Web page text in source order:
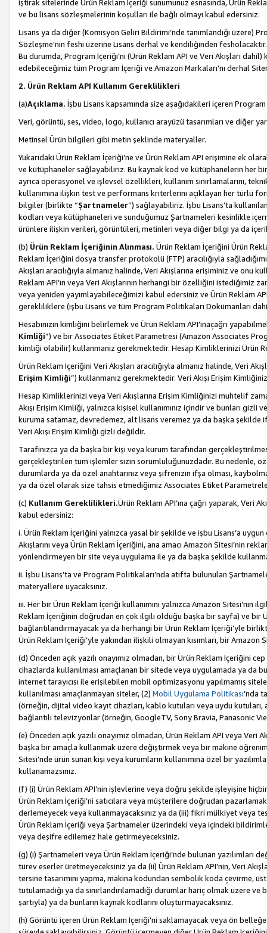
iştirak sitelerinde Ürün Reklam İçeriği sunumunuz esnasında, Ürün
ve bu lisans sözleşmelerinin koşulları ile bağlı olmayı kabul edersiniz.
Lisans ya da diğer (Komisyon Geliri Bildirimi’nde tanımlandığı üzere)
Sözleşme’nin feshi üzerine Lisans derhal ve kendiliğinden
Bu durumda, Program İçeriği’ni (Ürün Reklam API ve Veri Akışları
edebileceğimiz tüm Program İçeriği ve Amazon Markaları’nı derhal
2. Ürün Reklam API Kullanım Gereklilikleri
(a)Açıklama. İşbu Lisans kapsamında size aşağıdakileri içeren
Veri, görüntü, ses, video, logo, kullanıcı arayüzü tasarımları ve diğer
Metinsel Ürün bilgileri gibi metin şeklinde materyaller.
Yukarıdaki Ürün Reklam İçeriği’ne ve Ürün Reklam API erişimine ek
ve kütüphaneler sağlayabiliriz. Bu kaynak kod ve kütüphanelerin her
ayrıca operasyonel ve işlevsel özellikleri, kullanım sınırlamalarını,
kullanımına ilişkin test ve performans kriterlerini açıklayan her türlü
bilgiler (birlikte “Şartnameler”) sağlayabiliriz. İşbu Lisans’ta
kodları veya kütüphaneleri ve sunduğumuz Şartnameleri kesinlikle
ürünlere ilişkin verileri, görüntüleri, metinleri veya diğer bilgi ya da
(b) Ürün Reklam İçeriğinin Alınması. Ürün Reklam İçeriğini Ürün
Reklam İçeriğini dosya transfer protokolü (FTP) aracılığıyla
Akışları aracılığıyla almanız halinde, Veri Akışlarına erişiminiz ve onu
Reklam API’ın veya Veri Akışlarının herhangi bir özelliğini
veya yeniden yayımlayabileceğimizi kabul edersiniz ve Ürün Reklam
gerekliliklere (işbu Lisans ve tüm Program Politikaları Dokümanları
Hesabınızın kimliğini belirlemek ve Ürün Reklam API’ınaçağrı
Kimliği”) ve bir Associates Etiket Parametresi (Amazon Associates
kimliği olabilir) kullanmanız gerekmektedir. Hesap Kimliklerinizi Ürün
Ürün Reklam İçeriğini Veri Akışları aracılığıyla almanız halinde, Veri
Erişim Kimliği”) kullanmanız gerekmektedir. Veri Akışı Erişim
Hesap Kimliklerinizi veya Veri Akışlarına Erişim Kimliğinizi muhtelif
Akışı Erişim Kimliği, yalnızca kişisel kullanımınız içindir ve bunları
kuruma satamaz, devredemez, alt lisans veremez ya da başka şekilde
Veri Akışı Erişim Kimliği gizli değildir.
Tarafınızca ya da başka bir kişi veya kurum tarafından
gerçekleştirilen tüm işlemler sizin sorumluluğunuzdadır. Bu nedenle,
durumlarda ya da özel anahtarınız veya şifrenizin ifşa olması,
ya da özel olarak size tahsis etmediğimiz Associates Etiket
(c) Kullanım Gereklilikleri.Ürün Reklam API’ına çağrı yaparak, Veri
kabul edersiniz:
i. Ürün Reklam İçeriğini yalnızca yasal bir şekilde ve işbu Lisans’a uygun
Akışlarını veya Ürün Reklam İçeriğini, ana amacı Amazon Sitesi’nin
yönlendirmeyen bir site veya uygulama ile ya da başka şekilde
ii. İşbu Lisans’ta ve Program Politikaları’nda atıfta bulunulan
materyallere uyacaksınız.
iii. Her bir Ürün Reklam İçeriği kullanımını yalnızca Amazon
Reklam İçeriğinin doğrudan en çok ilgili olduğu başka bir sayfa) ve bir
bağlantılandırmayacak ya da herhangi bir Ürün Reklam İçeriği’yle
Ürün Reklam İçeriği’yle yakından ilişkili olmayan kısımları, bir Amazon
(d) Önceden açık yazılı onayımız olmadan, bir Ürün Reklam İçeriğini
cihazlarda kullanılması amaçlanan bir sitede veya uygulamada ya da
internet tarayıcısı ile erişilebilen mobil optimizasyonu yapılmamış
kullanılması amaçlanmayan siteler, (2) Mobil Uygulama Politikası’nda
(örneğin, dijital video kayıt cihazları, kablo kutuları veya uydu kutuları,
bağlantılı televizyonlar (örneğin, GoogleTV, Sony Bravia, Panasonic
(e) Önceden açık yazılı onayımız olmadan, Ürün Reklam API veya
başka bir amaçla kullanmak üzere değiştirmek veya bir makine
Sitesi’nde ürün sunan kişi veya kurumların kullanımına özel bir
kullanamazsınız.
(f) (i) Ürün Reklam API’nin işlevlerine veya doğru şekilde işleyişine
Ürün Reklam İçeriği’ni satıcılara veya müşterilere doğrudan
derlemeyecek veya kullanmayacaksınız ya da (iii) fikri mülkiyet veya
Ürün Reklam İçeriği veya Şartnameler üzerindeki veya içindeki
veya deşifre edilemez hale getirmeyeceksiniz.
(g) (i) Şartnameleri veya Ürün Reklam İçeriği’nde bulunan
türev eserler üretmeyeceksiniz ya da (ii) Ürün Reklam API’nin, Veri
tersine tasarımını yapma, makina kodundan sembolik koda çevirme,
tutulamadığı ya da sınırlandırılamadığı durumlar hariç olmak üzere
şartıyla) ya da bunların kaynak kodlarını oluşturmayacaksınız.
(h) Görüntü içeren Ürün Reklam İçeriği’ni saklamayacak veya ön